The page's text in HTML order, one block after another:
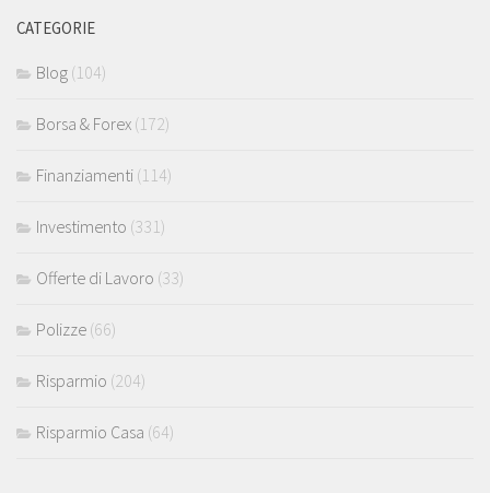
CATEGORIE
Blog (104)
Borsa & Forex (172)
Finanziamenti (114)
Investimento (331)
Offerte di Lavoro (33)
Polizze (66)
Risparmio (204)
Risparmio Casa (64)